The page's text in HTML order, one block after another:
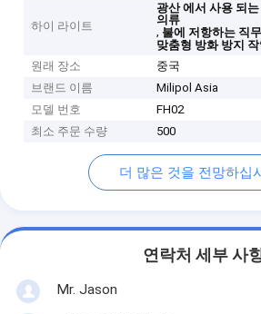
하이 라이트
광산 에서 사용 되
의류
, 불에 저항하는 직
맞춤형 방화 방지
원래 장소
중국
브랜드 이름
Milipol Asia
모델 번호
FH02
최소 주문 수량
500
더 많은 것을 전망하십
연락처 세부 사
Mr. Jason